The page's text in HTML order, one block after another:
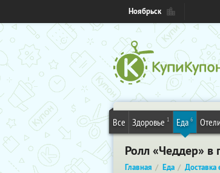
Ноябрьск
Все Здоровье 1 Еда 6 Отели
Ролл «Чеддер» в
Главная Еда Доставка